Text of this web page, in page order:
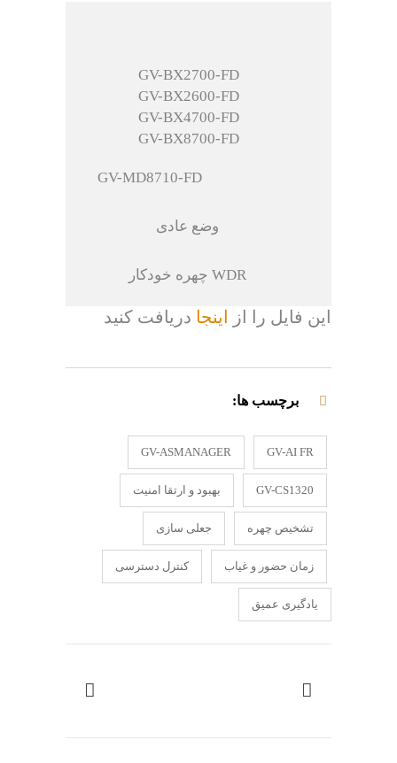
وضع عادی
WDR چهره خودکار
این فایل را از اینجا دریافت کنید
برچسب ها:
GV-AI FR
GV-ASMANAGER
GV-CS1320 بهبود و ارتقا امنیت
تشخیص چهره جعلی سازی
زمان حضور و غیاب کنترل دسترسی
یادگیری عمیق